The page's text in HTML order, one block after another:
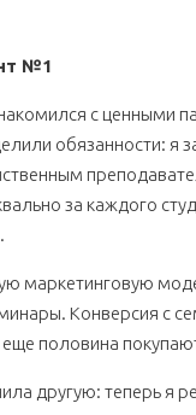
№1
с ценными
обязанности: я
за каждого
маркетинговую
Конверсия с
половина
другую: теперь я